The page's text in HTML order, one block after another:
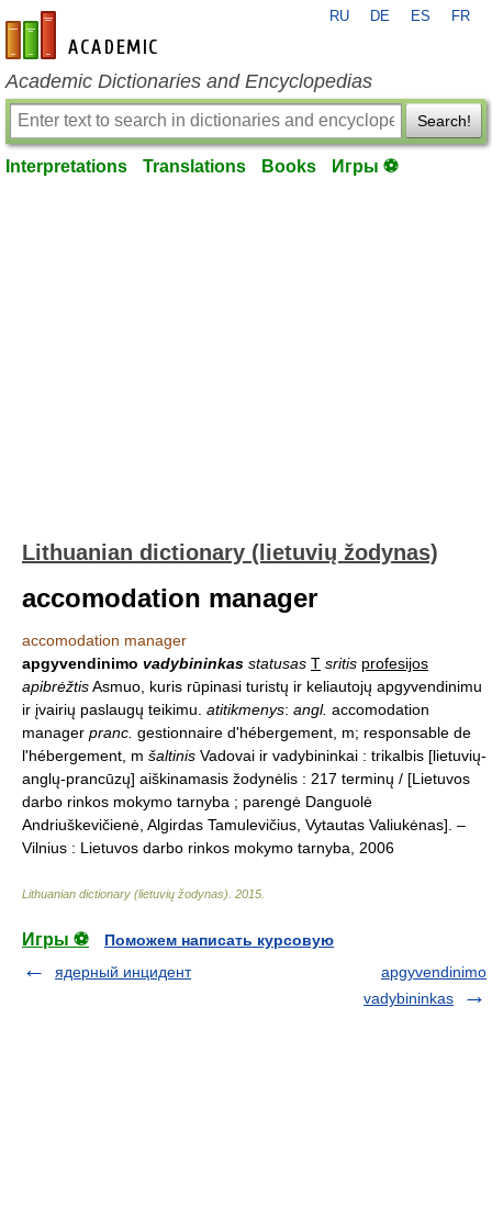
en-academic.com
RU DE ES FR
Academic Dictionaries and Encyclopedias
Search!
Interpretations Translations Books Игры ⚽
Lithuanian dictionary (lietuvių žodynas)
accomodation manager
accomodation manager
apgyvendinimo vadybininkas statusas T sritis profesijos
apibrėžtisAsmuo, kuris rūpinasi turistų ir keliautojų apgyvendinimu
ir įvairių paslaugų teikimu. atitikmenys: angl. accomodation
manager pranc. gestionnaire d'hébergement, m; responsable de
l'hébergement, m šaltinis Vadovai ir vadybininkai : trikalbis [lietuvių-
anglų-prancūzų] aiškinamasis žodynėlis : 217 terminų / [Lietuvos
darbo rinkos mokymo tarnyba ; parengė Danguolė
Andriuškevičienė, Algirdas Tamulevičius, Vytautas Valiukėnas]. –
Vilnius : Lietuvos darbo rinkos mokymo tarnyba, 2006
Lithuanian dictionary (lietuvių žodynas) 2015
Игры ⚽
Поможем написать курсовую
ядерный инцидент
apgyvendinimo
vadybininkas